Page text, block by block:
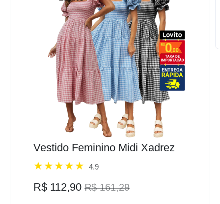
Vestido Feminino Midi Xadrez
4.9
R$ 112,90 R$ 161,29